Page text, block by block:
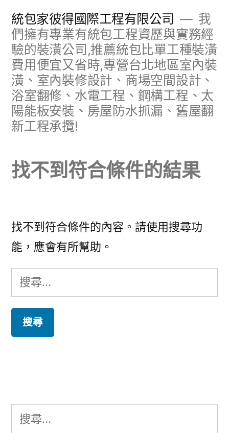
統包家彼得國際工程有限公司
我
們擁有專業有統包工程資歷與實務經
驗的裝潢公司,推薦統包比單工種裝潢
費用便宜又省時,專營台北地區室內裝
潢、室內裝修設計、商場空間設計、
浴室翻修、水電工程、鋼構工程、太
陽能板安裝、房屋防水抓漏、舊屋翻
新工程承攬!
找不到符合條件的結果
找不到符合條件的內容。請使用搜尋功
能，應會有所幫助。
搜
尋
鍵
搜